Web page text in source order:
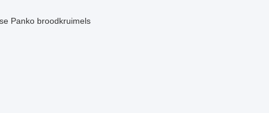
Panko broodkruimels